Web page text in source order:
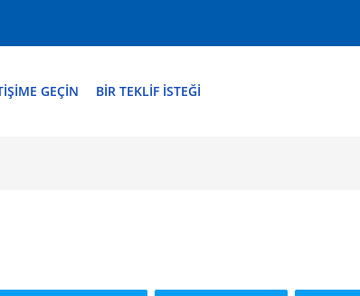
GEÇIN BIR TEKLIF ISTEĞI